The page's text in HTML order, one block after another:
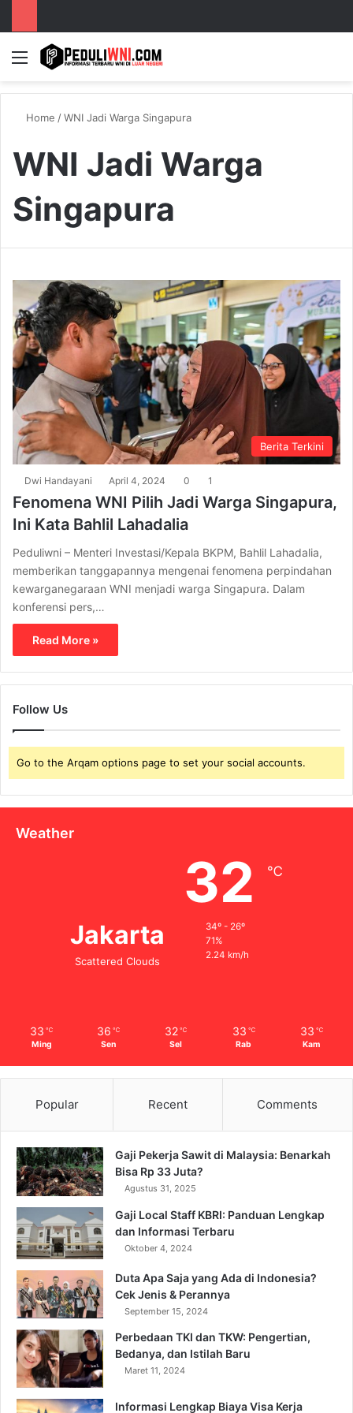
Menu
Home /WNI Jadi Warga Singapura
WNI Jadi Warga
Singapura
Berita Terkini
Dwi Handayani April 4, 2024 0 1
Fenomena WNI Pilih Jadi Warga Singapura,
Ini Kata Bahlil Lahadalia
Peduliwni – Menteri Investasi/Kepala BKPM, Bahlil Lahadalia,
memberikan tanggapannya mengenai fenomena perpindahan
kewarganegaraan WNI menjadi warga Singapura. Dalam
konferensi pers,…
Read More »
Follow Us
Go to the Arqam options page to set your social accounts.
Weather
Jakarta
Scattered Clouds
32 ℃
34º - 26º
71%
2.24 km/h
33 ℃
Ming
36 ℃
Sen
32 ℃
Sel
33 ℃
Rab
33 ℃
Kam
Popular Recent Comments
Gaji Pekerja Sawit di Malaysia: Benarkah
Bisa Rp 33 Juta?
Agustus 31, 2025
Gaji Local Staff KBRI: Panduan Lengkap
dan Informasi Terbaru
Oktober 4, 2024
Duta Apa Saja yang Ada di Indonesia?
Cek Jenis & Perannya
September 15, 2024
Perbedaan TKI dan TKW: Pengertian,
Bedanya, dan Istilah Baru
Maret 11, 2024
Informasi Lengkap Biaya Visa Kerja